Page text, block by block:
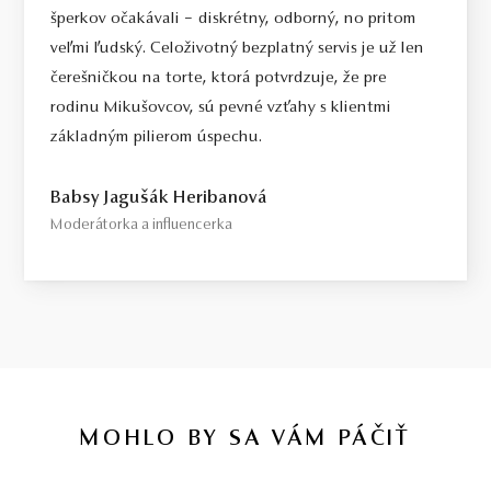
šperkov očakávali – diskrétny, odborný, no pritom
veľmi ľudský. Celoživotný bezplatný servis je už len
čerešničkou na torte, ktorá potvrdzuje, že pre
rodinu Mikušovcov, sú pevné vzťahy s klientmi
základným pilierom úspechu.
Babsy Jagušák Heribanová
Moderátorka a influencerka
MOHLO BY SA VÁM PÁČIŤ